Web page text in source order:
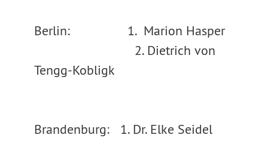
Berlin: 1. Marion Hasper
2. Dietrich von
Tengg-Kobligk
Brandenburg: 1. Dr. Elke Seidel